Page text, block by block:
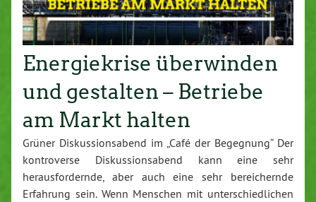
Energiekrise überwinden
und gestalten – Betriebe
am Markt halten
Grüner Diskussionsabend im „Café der Begegnung“ Der
kontroverse Diskussionsabend kann eine sehr
herausfordernde, aber auch eine sehr bereichernde
Erfahrung sein. Wenn Menschen mit unterschiedlichen